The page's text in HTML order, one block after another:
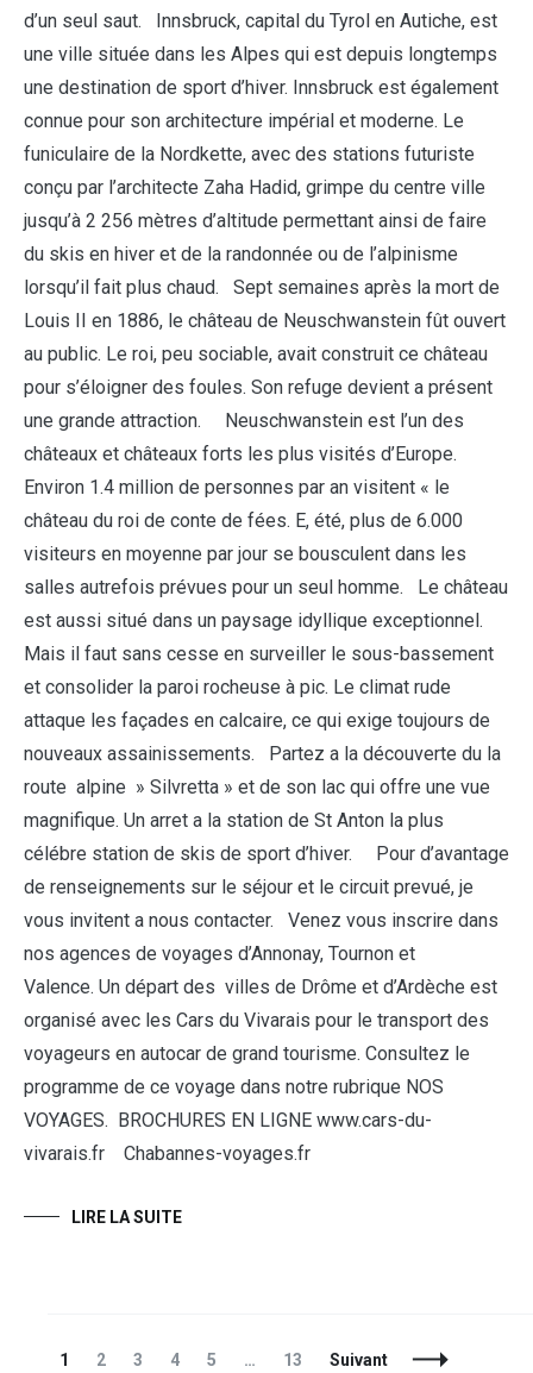
d’un seul saut. Innsbruck, capital du Tyrol en Autiche, est
une ville située dans les Alpes qui est depuis longtemps
une destination de sport d’hiver. Innsbruck est également
connue pour son architecture impérial et moderne. Le
funiculaire de la Nordkette, avec des stations futuriste
conçu par l’architecte Zaha Hadid, grimpe du centre ville
jusqu’à 2 256 mètres d’altitude permettant ainsi de faire
du skis en hiver et de la randonnée ou de l’alpinisme
lorsqu’il fait plus chaud. Sept semaines après la mort de
Louis II en 1886, le château de Neuschwanstein fût ouvert
au public. Le roi, peu sociable, avait construit ce château
pour s’éloigner des foules. Son refuge devient a présent
une grande attraction. Neuschwanstein est l’un des
châteaux et châteaux forts les plus visités d’Europe.
Environ 1.4 million de personnes par an visitent « le
château du roi de conte de fées. E, été, plus de 6.000
visiteurs en moyenne par jour se bousculent dans les
salles autrefois prévues pour un seul homme. Le château
est aussi situé dans un paysage idyllique exceptionnel.
Mais il faut sans cesse en surveiller le sous-bassement
et consolider la paroi rocheuse à pic. Le climat rude
attaque les façades en calcaire, ce qui exige toujours de
nouveaux assainissements. Partez a la découverte du la
route alpine » Silvretta » et de son lac qui offre une vue
magnifique. Un arret a la station de St Anton la plus
célébre station de skis de sport d’hiver. Pour d’avantage
de renseignements sur le séjour et le circuit prevué, je
vous invitent a nous contacter. Venez vous inscrire dans
nos agences de voyages d’Annonay, Tournon et
Valence. Un départ des villes de Drôme et d’Ardèche est
organisé avec les Cars du Vivarais pour le transport des
voyageurs en autocar de grand tourisme. Consultez le
programme de ce voyage dans notre rubrique NOS
VOYAGES. BROCHURES EN LIGNE www.cars-du-
vivarais.fr Chabannes-voyages.fr
LIRE LA SUITE
1 2 3 4 5 … 13 Suivant